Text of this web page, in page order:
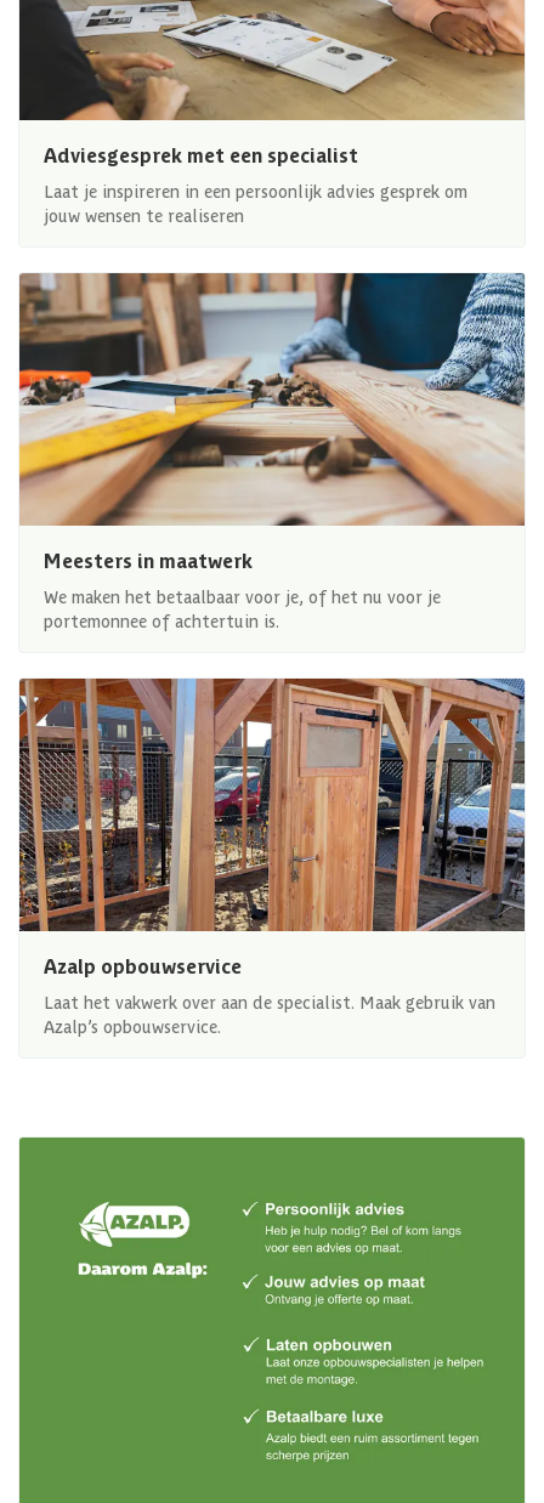
Adviesgesprek met een specialist
Laat je inspireren in een persoonlijk advies gesprek om
jouw wensen te realiseren
Meesters in maatwerk
We maken het betaalbaar voor je, of het nu voor je
portemonnee of achtertuin is.
Azalp opbouwservice
Laat het vakwerk over aan de specialist. Maak gebruik van
Azalp’s opbouwservice.